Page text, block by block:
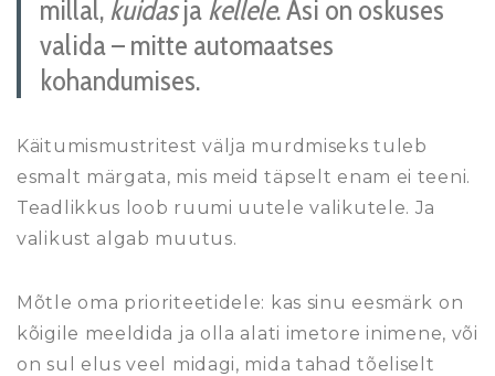
millal,kuidasjakellele. Asi on oskuses
valida – mitte automaatses
kohandumises.
Käitumismustritest välja murdmiseks tuleb
esmalt märgata, mis meid täpselt enam ei teeni.
Teadlikkus loob ruumi uutele valikutele. Ja
valikust algab muutus.
Mõtle oma prioriteetidele: kas sinu eesmärk on
kõigile meeldida ja olla alati imetore inimene, või
on sul elus veel midagi, mida tahad tõeliselt